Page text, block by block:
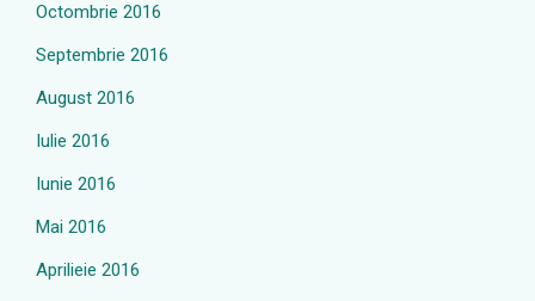
Octombrie 2016
Septembrie 2016
August 2016
Iulie 2016
Iunie 2016
Mai 2016
Aprilieie 2016